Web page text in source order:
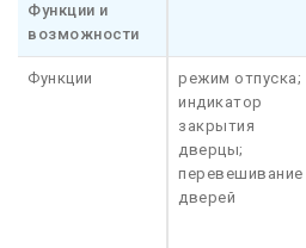
Функции и
возможности
Функции
режим отпуска;
индикатор
закрытия
дверцы;
перевешивание
дверей